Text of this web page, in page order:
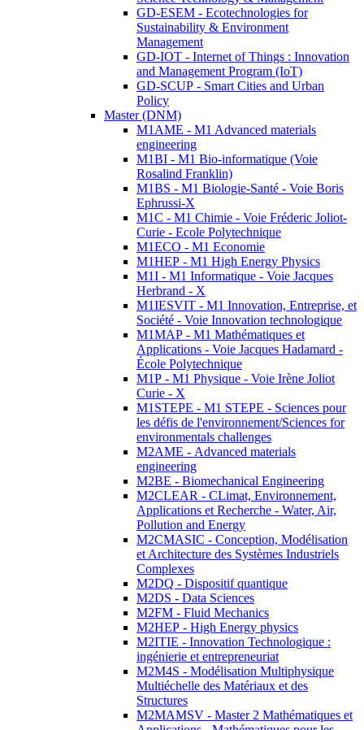
GD-ESEM - Ecotechnologies for
Sustainability & Environment
Management
GD-IOT - Internet of Things : Innovation
and Management Program (IoT)
GD-SCUP - Smart Cities and Urban
Policy
Master (DNM)
M1AME - M1 Advanced materials
engineering
M1BI - M1 Bio-informatique (Voie
Rosalind Franklin)
M1BS - M1 Biologie-Santé - Voie Boris
Ephrussi-X
M1C - M1 Chimie - Voie Fréderic Joliot-
Curie - Ecole Polytechnique
M1ECO - M1 Economie
M1HEP - M1 High Energy Physics
M1I - M1 Informatique - Voie Jacques
Herbrand - X
M1IESVIT - M1 Innovation, Entreprise, et
Société - Voie Innovation technologique
M1MAP - M1 Mathématiques et
Applications - Voie Jacques Hadamard -
École Polytechnique
M1P - M1 Physique - Voie Irène Joliot
Curie - X
M1STEPE - M1 STEPE - Sciences pour
les défis de l'environnement/Sciences for
environmentals challenges
M2AME - Advanced materials
engineering
M2BE - Biomechanical Engineering
M2CLEAR - CLimat, Environnement,
Applications et Recherche - Water, Air,
Pollution and Energy
M2CMASIC - Conception, Modélisation
et Architecture des Systèmes Industriels
Complexes
M2DQ - Dispositif quantique
M2DS - Data Sciences
M2FM - Fluid Mechanics
M2HEP - High Energy physics
M2ITIE - Innovation Technologique :
ingénierie et entrepreneuriat
M2M4S - Modélisation Multiphysique
Multiéchelle des Matériaux et des
Structures
M2MAMSV - Master 2 Mathématiques et